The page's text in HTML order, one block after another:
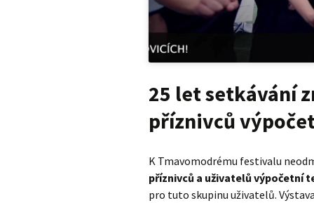
25 let setkávání
příznivců
K Tmavomodrému festivalu
příznivců a uživatelů výpočetní
pro tuto skupinu uživatelů.